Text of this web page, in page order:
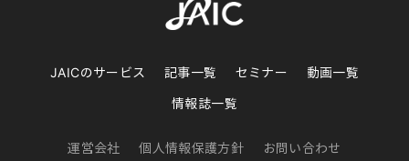
JAICのサービス 記事一覧 セミナー
動画一覧
情報誌一覧
運営会社 個人情報保護方針 お問い合わせ